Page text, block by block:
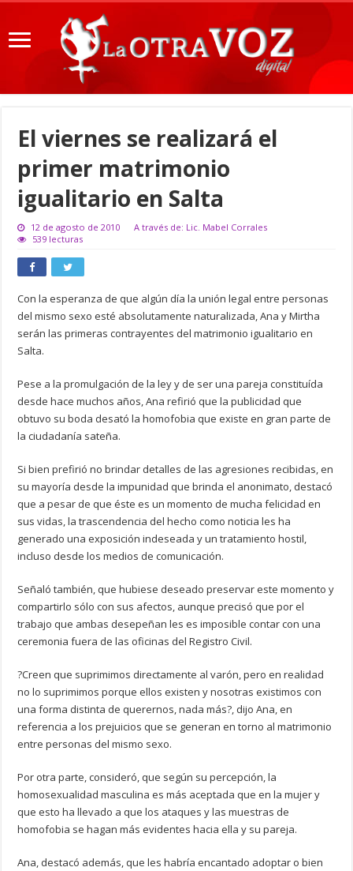
El viernes se realizará el
primer matrimonio
igualitario en Salta
12 de agosto de 2010
A través de: Lic. Mabel Corrales
539 lecturas
Con la esperanza de que algún día la unión legal entre personas
del mismo sexo esté absolutamente naturalizada, Ana y Mirtha
serán las primeras contrayentes del matrimonio igualitario en
Salta.
Pese a la promulgación de la ley y de ser una pareja constituída
desde hace muchos años, Ana refirió que la publicidad que
obtuvo su boda desató la homofobia que existe en gran parte de
la ciudadanía sateña.
Si bien prefirió no brindar detalles de las agresiones recibidas, en
su mayoría desde la impunidad que brinda el anonimato, destacó
que a pesar de que éste es un momento de mucha felicidad en
sus vidas, la trascendencia del hecho como noticia les ha
generado una exposición indeseada y un tratamiento hostil,
incluso desde los medios de comunicación.
Señaló también, que hubiese deseado preservar este momento y
compartirlo sólo con sus afectos, aunque precisó que por el
trabajo que ambas desepeñan les es imposible contar con una
ceremonia fuera de las oficinas del Registro Civil.
?Creen que suprimimos directamente al varón, pero en realidad
no lo suprimimos porque ellos existen y nosotras existimos con
una forma distinta de querernos, nada más?, dijo Ana, en
referencia a los prejuicios que se generan en torno al matrimonio
entre personas del mismo sexo.
Por otra parte, consideró, que según su percepción, la
homosexualidad masculina es más aceptada que en la mujer y
que esto ha llevado a que los ataques y las muestras de
homofobia se hagan más evidentes hacia ella y su pareja.
Ana, destacó además, que les habría encantado adoptar o bien